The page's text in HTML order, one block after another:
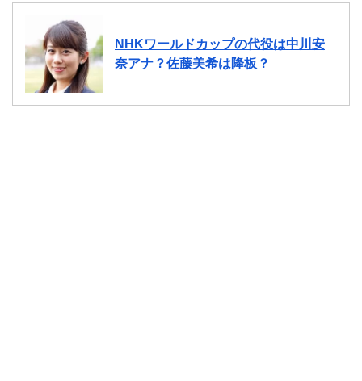
NHKワールドカップの代役は中川安
奈アナ？佐藤美希は降板？